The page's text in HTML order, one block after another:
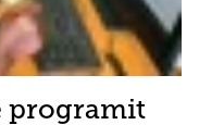
programit